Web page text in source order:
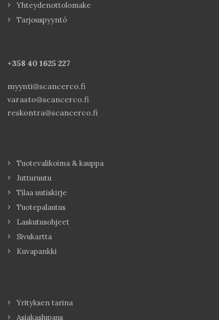
Yhteydenottolomake
Tarjouspyyntö
+358 40 1625 227
myynti@scancerco.fi
varasto@scancerco.fi
reskontra@scancerco.fi
Tuotevalikoima & kauppa
Jutturuutu
Tilaa uutiskirje
Tuotepalautus
Laskutusohjeet
Sivukartta
Kuvapankki
Yrityksen tarina
Asiakaslupaus